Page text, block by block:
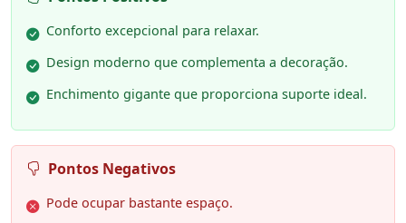
Conforto excepcional para relaxar.
Design moderno que complementa a decoração.
Enchimento gigante que proporciona suporte ideal.
Pontos Negativos
Pode ocupar bastante espaço.